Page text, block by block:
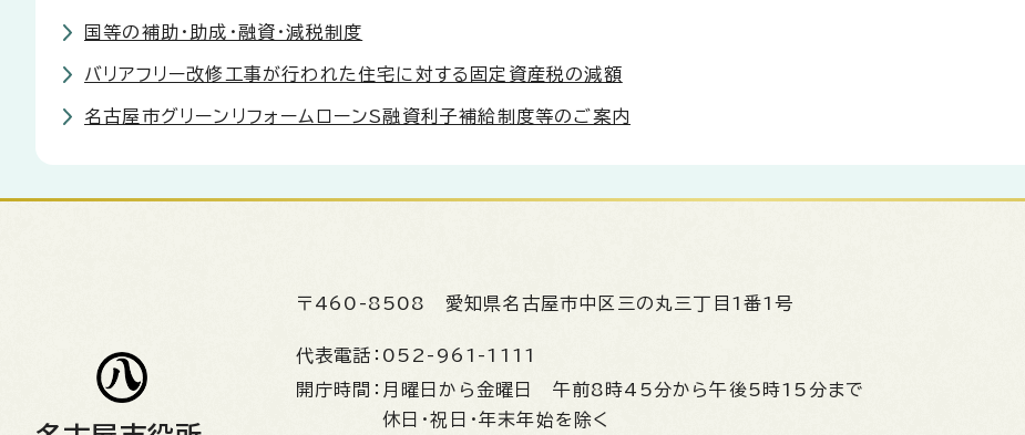
国等の補助・助成・融資・減税制度
バリアフリー改修工事が行われた住宅に対する固定資産税の減額
名古屋市グリーンリフォームローンS融資利子補給制度等のご案内
〒460-8508 愛知県名古屋市中区三の丸三丁目1番1号
代表電話： 052-961-1111
開庁時間： 月曜日から金曜日 午前8時45分から午後5時15分まで
休日・祝日・年末年始を除く